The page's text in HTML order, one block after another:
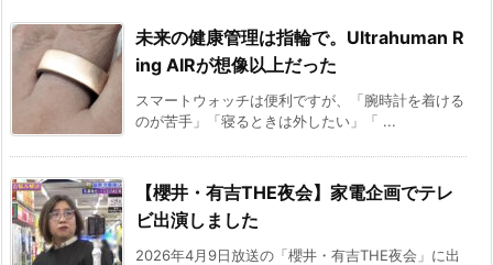
未来の健康管理は指輪で。Ultrahuman R
ing AIRが想像以上だった
スマートウォッチは便利ですが、「腕時計を着ける
のが苦手」「寝るときは外したい」「 ...
【櫻井・有吉THE夜会】家電企画でテレ
ビ出演しました
2026年4月9日放送の「櫻井・有吉THE夜会」に出